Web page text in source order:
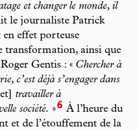
et changer le monde, il
le journaliste Patrick
effet porteuse
transformation, ainsi que
Gentis : « Chercher à
c’est déjà s’engager dans
travailler à
société. »6 À l’heure du
et de l’étouffement de la